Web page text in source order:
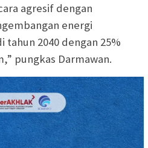
agresif dengan
energi
tahun 2040 dengan 25%
pungkas Darmawan.